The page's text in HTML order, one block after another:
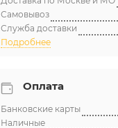
Самовывоз
Служба доставки
Подробнее
Оплата
Банковские карты
Наличные